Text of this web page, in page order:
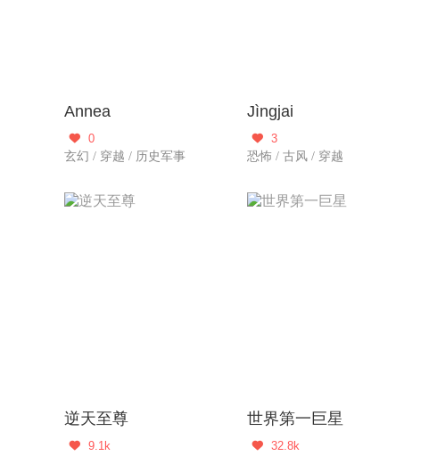
Annea

0
玄幻 / 穿越 / 历史军事
Jìngjai

3
恐怖 / 古风 / 穿越
逆天至尊

9.1k
世界第一巨星

32.8k